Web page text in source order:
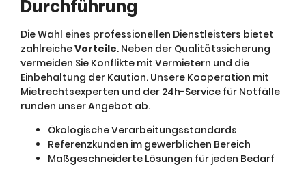
Durchführung
Die Wahl eines professionellen Dienstleisters bietet
zahlreicheVorteile. Neben der Qualitätssicherung
vermeiden Sie Konflikte mit Vermietern und die
Einbehaltung der Kaution. Unsere Kooperation mit
Mietrechtsexperten und der 24h-Service für Notfälle
runden unser Angebot ab.
Ökologische Verarbeitungsstandards
Referenzkunden im gewerblichen Bereich
Maßgeschneiderte Lösungen für jeden Bedarf